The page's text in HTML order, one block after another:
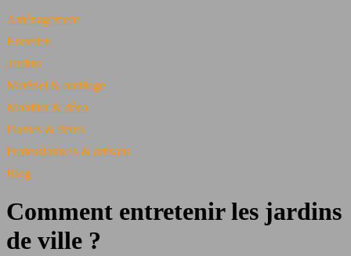
Aménagement
Entretien
Jardins
Matériel & outillage
Mobilier & déco
Plantes & fleurs
Professionnels & artisans
Blog
Comment entretenir les jardins
de ville ?